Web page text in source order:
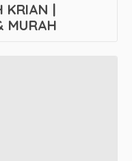
KRIAN |
MURAH